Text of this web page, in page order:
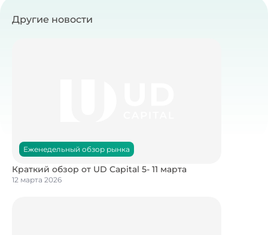
Другие новости
Еженедельный обзор рынка
Краткий обзор от UD Capital 5- 11 марта
12 марта 2026